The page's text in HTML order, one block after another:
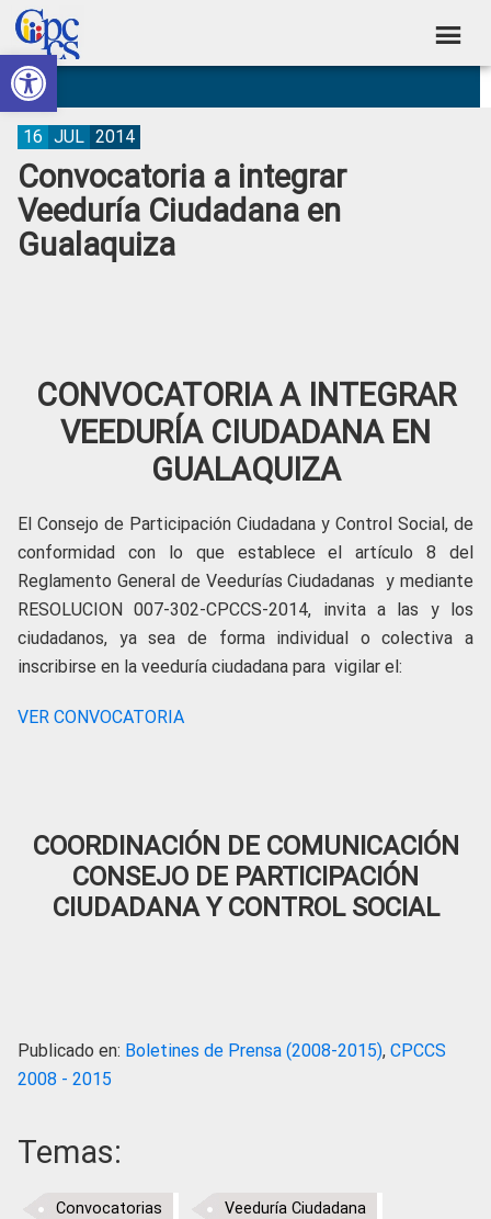
Abrir barra de herramientas
Skip
to
primary
navigation
Skip
to
main
content
Skip
to
primary
sidebar
Skip
to
footer
Consejo
de
Participación
Ciudadana
Control
Construyendo
Poder
Ciudadano
Convocatoria a integrar
Veeduría Ciudadana en
Gualaquiza
16 JUL 2014
CONVOCATORIA A INTEGRAR
VEEDURÍA CIUDADANA EN
GUALAQUIZA
El Consejo de Participación Ciudadana y Control Social, de
conformidad con lo que establece el artículo 8 del
Reglamento General de Veedurías Ciudadanas y mediante
RESOLUCION 007-302-CPCCS-2014, invita a las y los
ciudadanos, ya sea de forma individual o colectiva a
inscribirse en la veeduría ciudadana para vigilar el:
VER CONVOCATORIA
COORDINACIÓN DE COMUNICACIÓN
CONSEJO DE PARTICIPACIÓN
CIUDADANA Y CONTROL SOCIAL
Publicado en: Boletines de Prensa (2008-2015), CPCCS
2008 - 2015
Temas:
Convocatorias Veeduría Ciudadana